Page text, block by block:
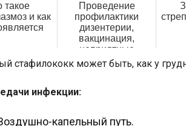
такое
и как
Проведение
профилактики
дизентерии,
вакцинация,
неприятные
последствия
заболевания
стафилококк может быть, как у
инфекции:
капельный путь.